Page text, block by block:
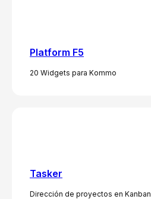
Platform F5
20 Widgets para Kommo
Tasker
Dirección de proyectos en Kanban